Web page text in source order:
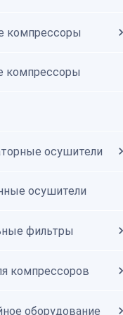
компрессоры
компрессоры
компрессоры
осушители
осушители
фильтры
компрессоров
оборудование